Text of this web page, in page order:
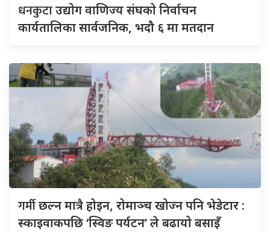
धनकुटाउद्योग वाणिज्य संघको निर्वाचन
कार्यतालिका सार्वजनिक, भदौ ६ मा मतदान
गर्मीछल्न मात्रै होइन, रोमाञ्च खोज्न पनि भेडेटार :
स्काइवाकपछि ‘स्विङ पर्यटन’ ले बढायो बसाइँ